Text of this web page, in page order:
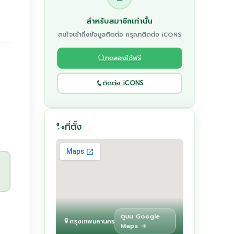
สำหรับสมาชิกเท่านั้น
สนใจเข้าถึงข้อมูลติดต่อ กรุณาติดต่อ iCONS
ทดลองใช้ฟรี
ติดต่อ iCONS
ที่ตั้ง
กรุงเทพมหานคร
ดูบน Google
Maps →